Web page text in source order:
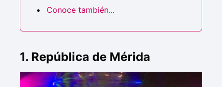
Conoce también...
1. República de Mérida